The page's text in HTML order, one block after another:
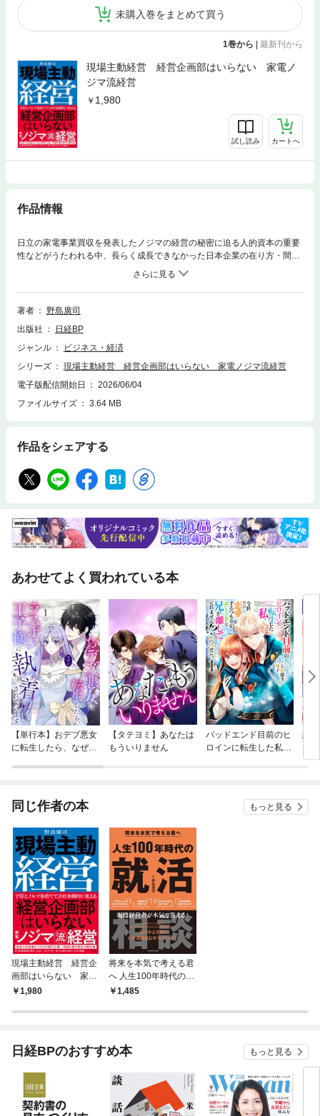
未購入巻をまとめて買う
1巻から | 最新刊から
現場主動経営 経営企画部はいらない 家電ノ
ジマ流経営
1,980
試し読み カートへ
作品情報
日立の家電事業買収を発表したノジマの経営の秘密に迫る人的資本の重要
性などがうたわれる中、長らく成長できなかった日本企業の在り方・間違
いについて、日立の家電事業買収を発表したノジマの野島社長が「経営企
画部はいらない」など直言する。経営だけでなく、人生において学びのあ
る1冊。≪目次≫序章 「夢なき者に成功なし」～製造業への新たな挑
戦 2025年 ＶＡＩＯ買収第1章 「数字・量は追わない」～５つの経営理
～トップダウンよりもボトムアップ 2023年 コネクシオ買収第3章 「経
営は人の目利きと育成が重要」～私の原点と２つの大失敗 1990年 ノジ
ジ 2020年 スルガ銀行と資本・業務提携第5章 「タブーなしで領域拡
大」～積極的な投資で10兆円企業へ 2010年以降のＭ＆Ａ第6章 「現場
主動経営への道」 ～ノジマ流を実現する“船中八策”第7章 「日本の産業
発展のために汗をかく」～これからのノジマ チームの姿
著者
野島廣司
出版社
日経BP
ジャンル
ビジネス・経済
シリーズ
現場主動経営 経営企画部はいらない 家電ノジマ流経営
電子版配信開始日
2026/06/04
ファイルサイズ
3.64 MB
作品をシェアする
あわせてよく買われている本
【単行本】おデブ悪女
に転生したら、なぜか
【タテヨミ】あなたは
もういりません
バッドエンド目前のヒ
ロインに転生した私、
結
同じ作者の本 もっと見る
現場主動経営 経営企
画部はいらない 家電
ノジマ流経営
1,980
将来を本気で考える君
へ 人生100年時代の就
活相談
1,485
日経BPのおすすめ本 もっと見る